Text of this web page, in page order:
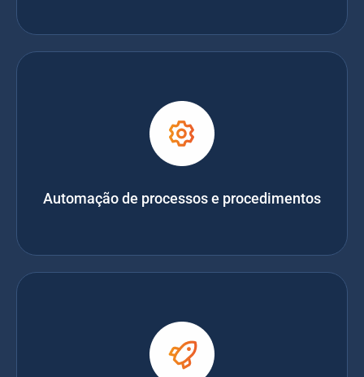
Automação de processos e procedimentos